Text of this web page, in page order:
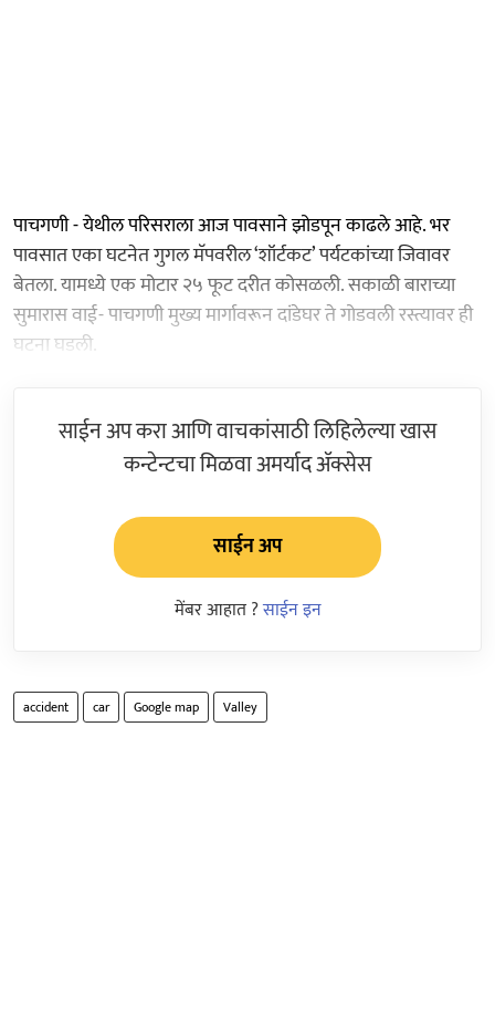
पाचगणी - येथील परिसराला आज पावसाने झोडपून काढले आहे. भर
पावसात एका घटनेत गुगल मॅपवरील ‘शॉर्टकट’ पर्यटकांच्या जिवावर
बेतला. यामध्ये एक मोटार २५ फूट दरीत कोसळली. सकाळी बाराच्या
सुमारास वाई- पाचगणी मुख्य मार्गावरून दांडेघर ते गोडवली रस्त्यावर ही
घटना घडली.
साईन अप करा आणि वाचकांसाठी लिहिलेल्या खास
कन्टेन्टचा मिळवा अमर्याद ॲक्सेस
साईन अप
मेंबर आहात ?साईन इन
accident car Google map Valley